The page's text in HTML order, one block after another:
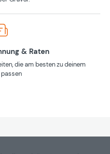
& Raten
die am besten zu deinem